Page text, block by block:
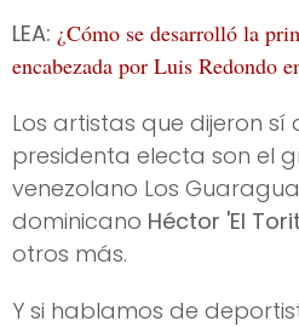
LEA: ¿Cómo se desarrolló la
encabezada por Luis Redondo
Los artistas que dijeron
presidenta electa son el
venezolano Los
dominicano Héctor 'El
otros más.
Y si hablamos de